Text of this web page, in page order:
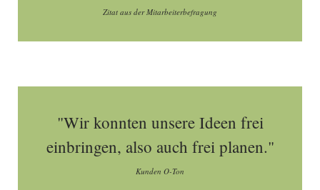
Zitat aus der Mitarbeiterbefragung
"Wir konnten unsere Ideen frei
einbringen, also auch frei planen."
Kunden O-Ton